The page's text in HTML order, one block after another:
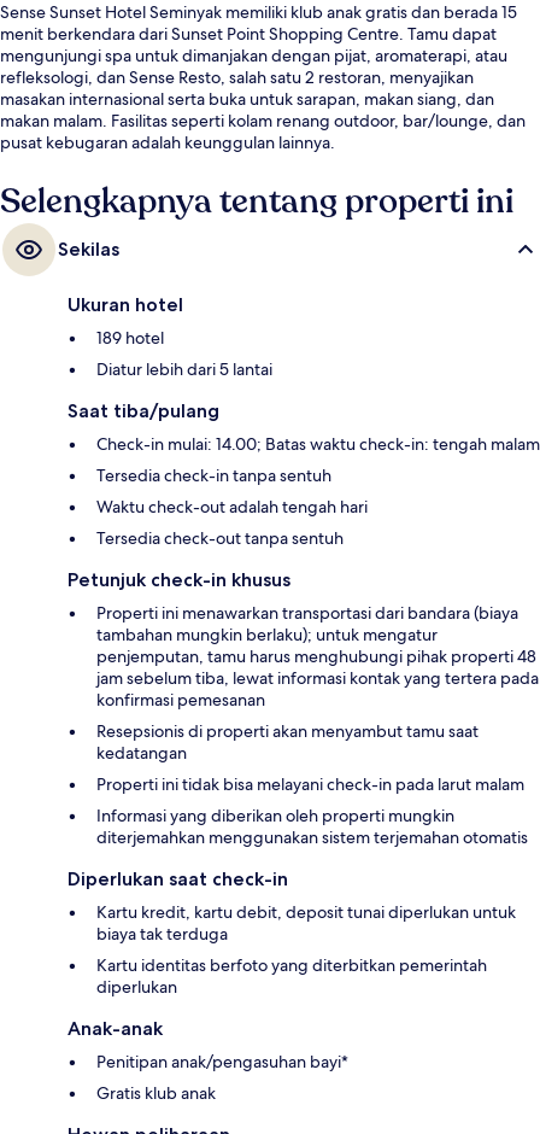
Sense Sunset Hotel Seminyak memiliki klub anak gratis dan berada 15
menit berkendara dari Sunset Point Shopping Centre. Tamu dapat
mengunjungi spa untuk dimanjakan dengan pijat, aromaterapi, atau
refleksologi, dan Sense Resto, salah satu 2 restoran, menyajikan
masakan internasional serta buka untuk sarapan, makan siang, dan
makan malam. Fasilitas seperti kolam renang outdoor, bar/lounge, dan
pusat kebugaran adalah keunggulan lainnya.
Selengkapnya tentang properti ini
Sekilas
Ukuran hotel
189 hotel
Diatur lebih dari 5 lantai
Saat tiba/pulang
Check-in mulai: 14.00; Batas waktu check-in: tengah malam
Tersedia check-in tanpa sentuh
Waktu check-out adalah tengah hari
Tersedia check-out tanpa sentuh
Petunjuk check-in khusus
Properti ini menawarkan transportasi dari bandara (biaya
tambahan mungkin berlaku); untuk mengatur
penjemputan, tamu harus menghubungi pihak properti 48
jam sebelum tiba, lewat informasi kontak yang tertera pada
konfirmasi pemesanan
Resepsionis di properti akan menyambut tamu saat
kedatangan
Properti ini tidak bisa melayani check-in pada larut malam
Informasi yang diberikan oleh properti mungkin
diterjemahkan menggunakan sistem terjemahan otomatis
Diperlukan saat check-in
Kartu kredit, kartu debit, deposit tunai diperlukan untuk
biaya tak terduga
Kartu identitas berfoto yang diterbitkan pemerintah
diperlukan
Anak-anak
Penitipan anak/pengasuhan bayi*
Gratis klub anak